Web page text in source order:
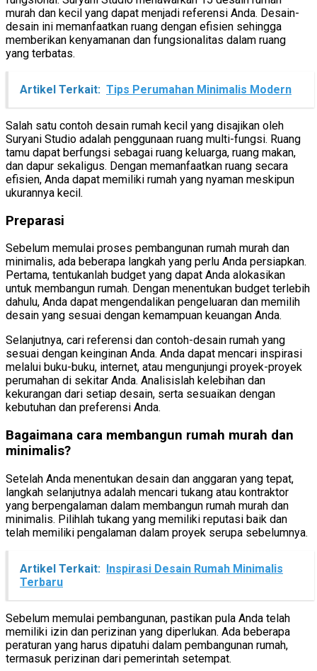
murah dan kecil yang dapat menjadi referensi Anda. Desain-
desain ini memanfaatkan ruang dengan efisien sehingga
memberikan kenyamanan dan fungsionalitas dalam ruang
yang terbatas.
Artikel Terkait: Tips Perumahan Minimalis Modern
Salah satu contoh desain rumah kecil yang disajikan oleh
Suryani Studio adalah penggunaan ruang multi-fungsi. Ruang
tamu dapat berfungsi sebagai ruang keluarga, ruang makan,
dan dapur sekaligus. Dengan memanfaatkan ruang secara
efisien, Anda dapat memiliki rumah yang nyaman meskipun
ukurannya kecil.
Preparasi
Sebelum memulai proses pembangunan rumah murah dan
minimalis, ada beberapa langkah yang perlu Anda persiapkan.
Pertama, tentukanlah budget yang dapat Anda alokasikan
untuk membangun rumah. Dengan menentukan budget terlebih
dahulu, Anda dapat mengendalikan pengeluaran dan memilih
desain yang sesuai dengan kemampuan keuangan Anda.
Selanjutnya, cari referensi dan contoh-desain rumah yang
sesuai dengan keinginan Anda. Anda dapat mencari inspirasi
melalui buku-buku, internet, atau mengunjungi proyek-proyek
perumahan di sekitar Anda. Analisislah kelebihan dan
kekurangan dari setiap desain, serta sesuaikan dengan
kebutuhan dan preferensi Anda.
Bagaimana cara membangun rumah murah dan
minimalis?
Setelah Anda menentukan desain dan anggaran yang tepat,
langkah selanjutnya adalah mencari tukang atau kontraktor
yang berpengalaman dalam membangun rumah murah dan
minimalis. Pilihlah tukang yang memiliki reputasi baik dan
telah memiliki pengalaman dalam proyek serupa sebelumnya.
Artikel Terkait: Inspirasi Desain Rumah Minimalis
Terbaru
Sebelum memulai pembangunan, pastikan pula Anda telah
memiliki izin dan perizinan yang diperlukan. Ada beberapa
peraturan yang harus dipatuhi dalam pembangunan rumah,
termasuk perizinan dari pemerintah setempat.